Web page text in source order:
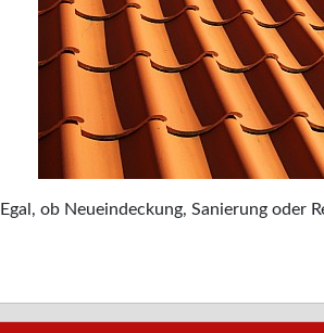
Egal, ob Neueindeckung, Sanierung